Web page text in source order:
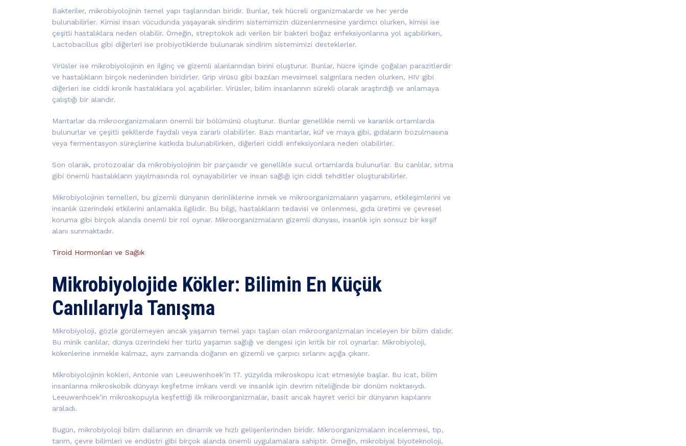
Bakteriler, mikrobiyolojinin temel yapı taşlarından biridir. Bunlar, tek hücreli organizmalardır ve her yerde
bulunabilirler. Kimisi insan vücudunda yaşayarak sindirim sistemimizin düzenlenmesine yardımcı olurken, kimisi ise
çeşitli hastalıklara neden olabilir. Örneğin, streptokok adı verilen bir bakteri boğaz enfeksiyonlarına yol açabilirken,
Lactobacillus gibi diğerleri ise probiyotiklerde bulunarak sindirim sistemimizi desteklerler.
Virüsler ise mikrobiyolojinin en ilginç ve gizemli alanlarından birini oluşturur. Bunlar, hücre içinde çoğalan parazitlerdir
ve hastalıkların birçok nedeninden biridirler. Grip virüsü gibi bazıları mevsimsel salgınlara neden olurken, HIV gibi
diğerleri ise ciddi kronik hastalıklara yol açabilirler. Virüsler, bilim insanlarının sürekli olarak araştırdığı ve anlamaya
çalıştığı bir alandır.
Mantarlar da mikroorganizmaların önemli bir bölümünü oluşturur. Bunlar genellikle nemli ve karanlık ortamlarda
bulunurlar ve çeşitli şekillerde faydalı veya zararlı olabilirler. Bazı mantarlar, küf ve maya gibi, gıdaların bozulmasına
veya fermentasyon süreçlerine katkıda bulunabilirken, diğerleri ciddi enfeksiyonlara neden olabilirler.
Son olarak, protozoalar da mikrobiyolojinin bir parçasıdır ve genellikle sucul ortamlarda bulunurlar. Bu canlılar, sıtma
gibi önemli hastalıkların yayılmasında rol oynayabilirler ve insan sağlığı için ciddi tehditler oluşturabilirler.
Mikrobiyolojinin temelleri, bu gizemli dünyanın derinliklerine inmek ve mikroorganizmaların yaşamını, etkileşimlerini ve
insanlık üzerindeki etkilerini anlamakla ilgilidir. Bu bilgi, hastalıkların tedavisi ve önlenmesi, gıda üretimi ve çevresel
koruma gibi birçok alanda önemli bir rol oynar. Mikroorganizmaların gizemli dünyası, insanlık için sonsuz bir keşif
alanı sunmaktadır.
Tiroid Hormonları ve Sağlık
Mikrobiyolojide Kökler: Bilimin En Küçük
Canlılarıyla Tanışma
Mikrobiyoloji, gözle görülemeyen ancak yaşamın temel yapı taşları olan mikroorganizmaları inceleyen bir bilim dalıdır.
Bu minik canlılar, dünya üzerindeki her türlü yaşamın sağlığı ve dengesi için kritik bir rol oynarlar. Mikrobiyoloji,
kökenlerine inmekle kalmaz, aynı zamanda doğanın en gizemli ve çarpıcı sırlarını açığa çıkarır.
Mikrobiyolojinin kökleri, Antonie van Leeuwenhoek’in 17. yüzyılda mikroskopu icat etmesiyle başlar. Bu icat, bilim
insanlarına mikroskobik dünyayı keşfetme imkanı verdi ve insanlık için devrim niteliğinde bir dönüm noktasıydı.
Leeuwenhoek’in mikroskopuyla keşfettiği ilk mikroorganizmalar, basit ancak hayret verici bir dünyanın kapılarını
araladı.
Bugün, mikrobiyoloji bilim dallarının en dinamik ve hızlı gelişenlerinden biridir. Mikroorganizmaların incelenmesi, tıp,
tarım, çevre bilimleri ve endüstri gibi birçok alanda önemli uygulamalara sahiptir. Örneğin, mikrobiyal biyoteknoloji,